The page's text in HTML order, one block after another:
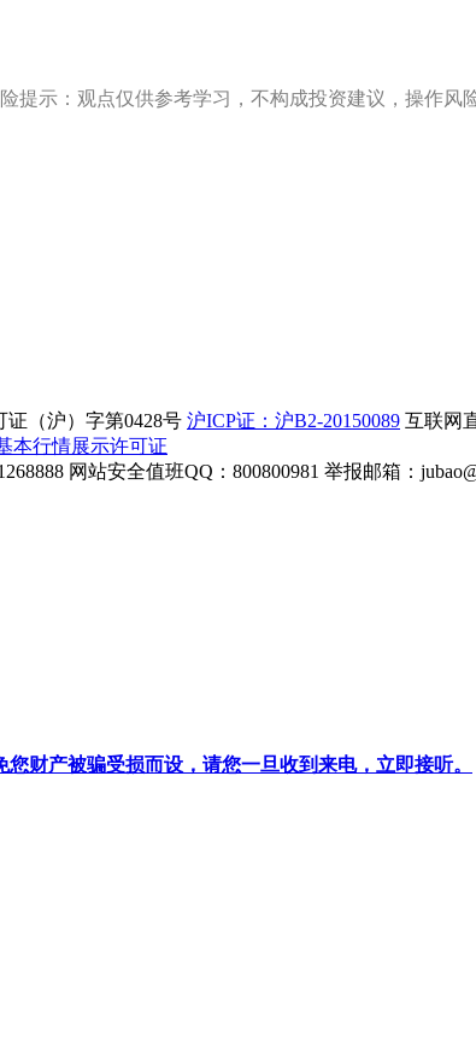
险提示：观点仅供参考学习，不构成投资建议，操作风
（沪）字第0428号 沪ICP证：沪B2-20150089 互联网
本行情展示许可证
网站安全值班QQ：800800981 举报邮箱：
财产被骗受损而设，请您一旦收到来电，立即接听。